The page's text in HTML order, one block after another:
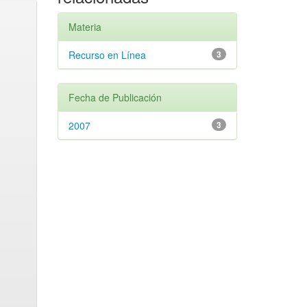
Materia
3
Recurso en Línea
Fecha de Publicación
3
2007